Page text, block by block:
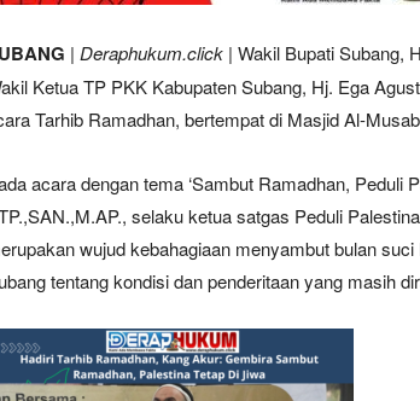
| Deraphukum.click | Wakil Bupati Subang,
Ketua TP PKK Kabupaten Subang, Hj. Ega
Tarhib Ramadhan, bertempat di Masjid Al-
acara dengan tema ‘Sambut Ramadhan, Peduli
selaku ketua satgas Peduli
wujud kebahagiaan menyambut bulan
tentang kondisi dan penderitaan yang masih